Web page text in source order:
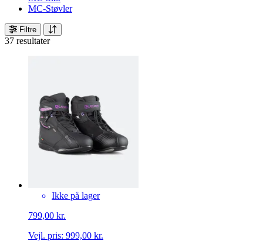
MC-Støvler
Filtre
37 resultater
Ikke på lager
799,00 kr.
Vejl. pris: 999,00 kr.